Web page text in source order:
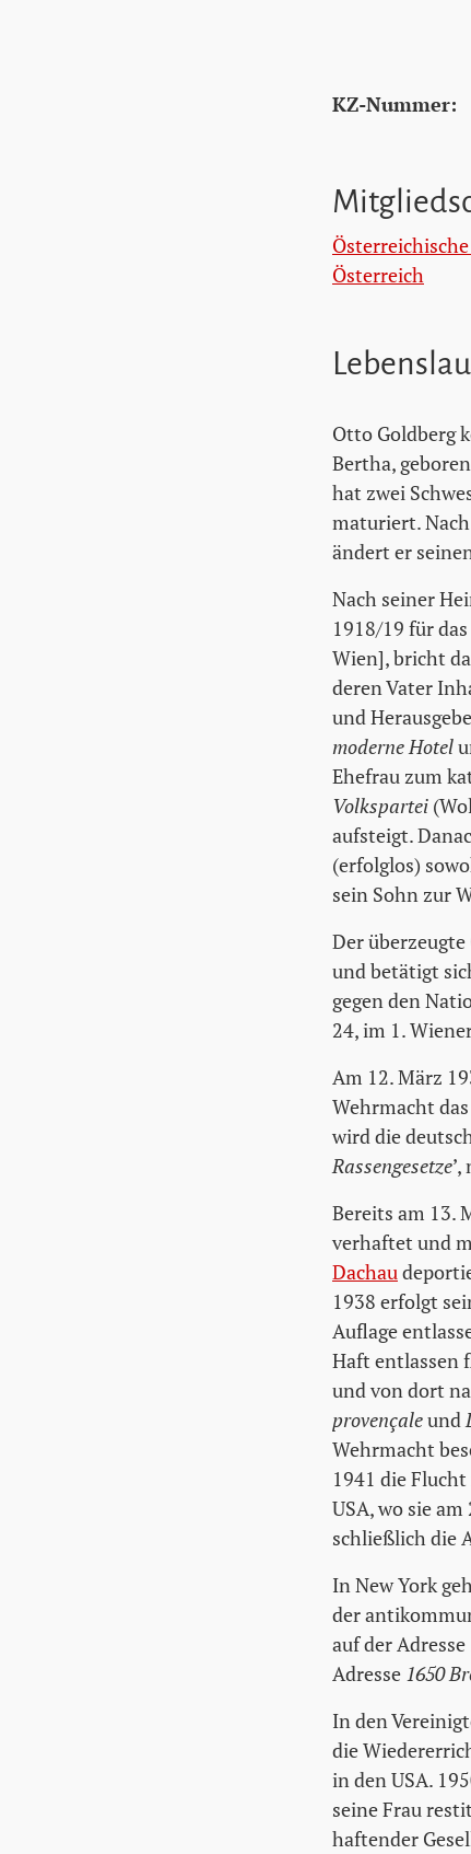
KZ-Nummer:
Österreich
Otto Goldberg
Bertha,
hat zwei
maturiert.
ändert er
Nach seiner
1918/19 für
Wien], bricht
deren Vater
und
moderne Hotel
Ehefrau zum
Volkspartei
aufsteigt.
(erfolglos)
sein Sohn zur
Der
und betätigt
gegen den
24, im 1.
Am 12. März
Wehrmacht
wird die
Rassengesetze
Bereits am 13.
verhaftet und
Dachau
1938 erfolgt
Auflage
Haft entlassen
und von dort
provençaleund
Wehrmacht
1941 die
USA, wo sie
schließlich die
In New York
der
auf der Adresse
Adresse 1650
In den
die
in den USA.
seine Frau
haftender